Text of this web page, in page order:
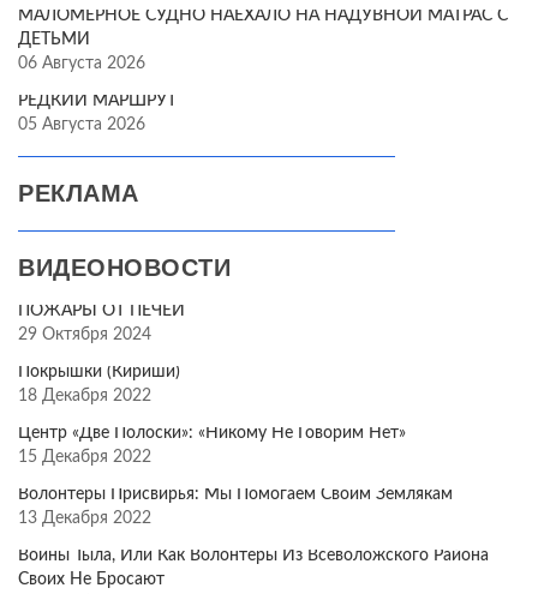
МАЛОМЕРНОЕ СУДНО НАЕХАЛО НА НАДУВНОЙ МАТРАС С
ДЕТЬМИ
06 Августа 2026
РЕДКИЙ МАРШРУТ
05 Августа 2026
РЕКЛАМА
ВИДЕОНОВОСТИ
ПОЖАРЫ ОТ ПЕЧЕЙ
29 Октября 2024
Покрышки (Кириши)
18 Декабря 2022
Центр «Две Полоски»: «Никому Не Говорим Нет»
15 Декабря 2022
Волонтёры Присвирья: Мы Помогаем Своим Землякам
13 Декабря 2022
Воины Тыла, Или Как Волонтёры Из Всеволожского Района
Своих Не Бросают